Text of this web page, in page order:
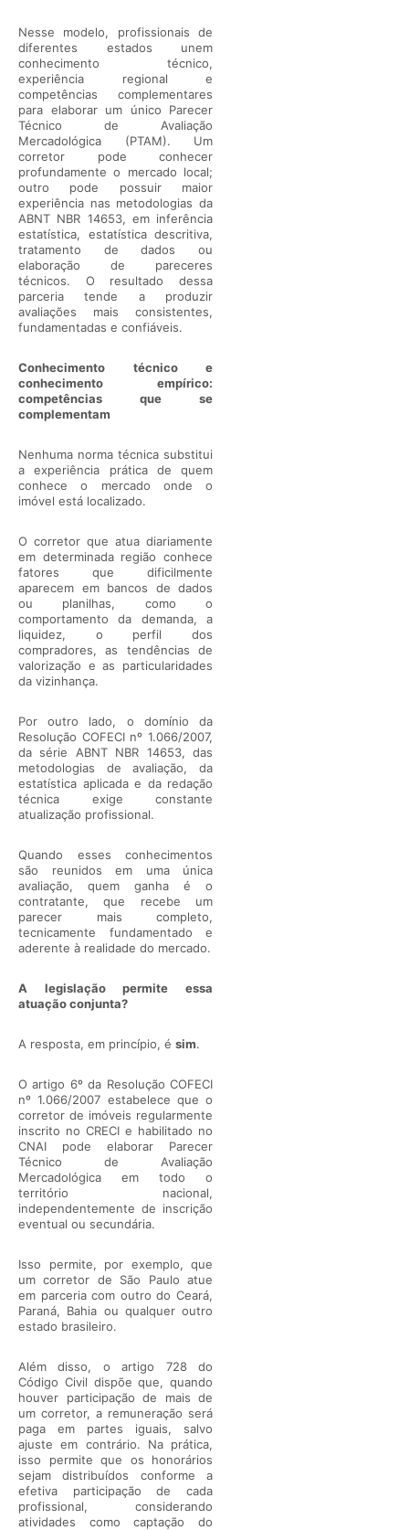
Nesse modelo, profissionais de
diferentes estados unem
conhecimento técnico,
experiência regional e
competências complementares
para elaborar um único Parecer
Técnico de Avaliação
Mercadológica (PTAM). Um
corretor pode conhecer
profundamente o mercado local;
outro pode possuir maior
experiência nas metodologias da
ABNT NBR 14653, em inferência
estatística, estatística descritiva,
tratamento de dados ou
elaboração de pareceres
técnicos. O resultado dessa
parceria tende a produzir
avaliações mais consistentes,
fundamentadas e confiáveis.
Conhecimento técnico e
conhecimento empírico:
competências que se
complementam
Nenhuma norma técnica substitui
a experiência prática de quem
conhece o mercado onde o
imóvel está localizado.
O corretor que atua diariamente
em determinada região conhece
fatores que dificilmente
aparecem em bancos de dados
ou planilhas, como o
comportamento da demanda, a
liquidez, o perfil dos
compradores, as tendências de
valorização e as particularidades
da vizinhança.
Por outro lado, o domínio da
Resolução COFECI nº 1.066/2007,
da série ABNT NBR 14653, das
metodologias de avaliação, da
estatística aplicada e da redação
técnica exige constante
atualização profissional.
Quando esses conhecimentos
são reunidos em uma única
avaliação, quem ganha é o
contratante, que recebe um
parecer mais completo,
tecnicamente fundamentado e
aderente à realidade do mercado.
A legislação permite essa
atuação conjunta?
A resposta, em princípio, é sim.
O artigo 6º da Resolução COFECI
nº 1.066/2007 estabelece que o
corretor de imóveis regularmente
inscrito no CRECI e habilitado no
CNAI pode elaborar Parecer
Técnico de Avaliação
Mercadológica em todo o
território nacional,
independentemente de inscrição
eventual ou secundária.
Isso permite, por exemplo, que
um corretor de São Paulo atue
em parceria com outro do Ceará,
Paraná, Bahia ou qualquer outro
estado brasileiro.
Além disso, o artigo 728 do
Código Civil dispõe que, quando
houver participação de mais de
um corretor, a remuneração será
paga em partes iguais, salvo
ajuste em contrário. Na prática,
isso permite que os honorários
sejam distribuídos conforme a
efetiva participação de cada
profissional, considerando
atividades como captação do